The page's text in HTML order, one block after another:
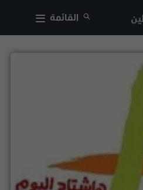
القائمة